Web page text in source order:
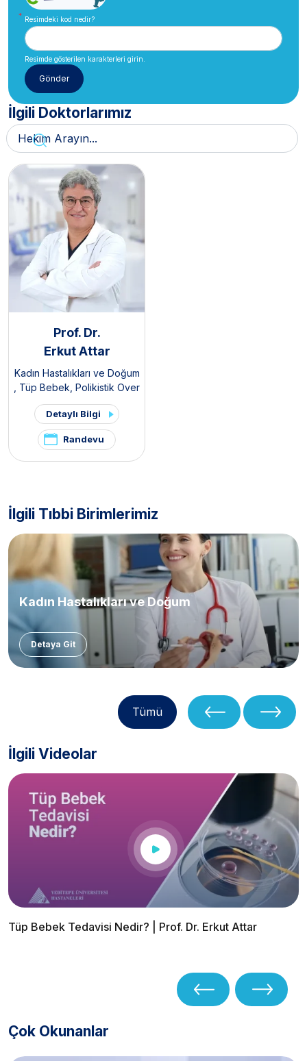
Resimdeki kod nedir?
Resimde gösterilen karakterleri girin.
İlgili Doktorlarımız
Prof. Dr.
Erkut Attar
Kadın Hastalıkları ve Doğum
Tüp Bebek Polikistik Over
Sendromu / PKOS ve
Hirsutizm Kliniği,Pelvik Ağrı
ve Endometriozis Kliniği
Detaylı Bilgi
Randevu
İlgili Tıbbi Birimlerimiz
Kadın Hastalıkları ve Doğum
Detaya Git
Tümü
İlgili Videolar
Tüp Bebek Tedavisi Nedir? | Prof. Dr. Erkut Attar
Çok Okunanlar